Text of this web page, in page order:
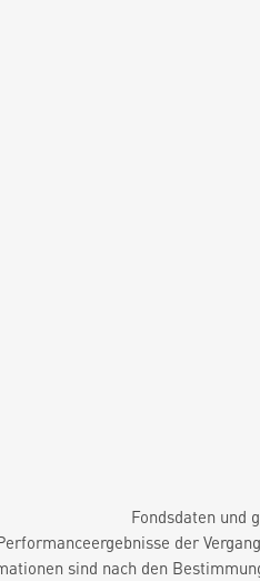
Fondsdaten und
der
sind nach den